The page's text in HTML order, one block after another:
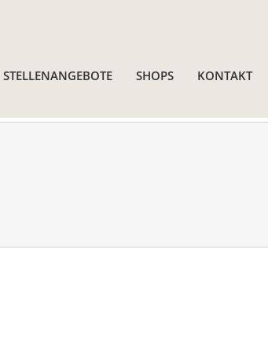
STELLENANGEBOTE SHOPS KONTAKT